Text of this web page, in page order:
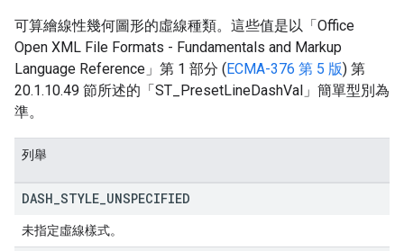
可算繪線性幾何圖形的虛線種類。這些值是以「Office
Open XML File Formats - Fundamentals and Markup
Language Reference」第 1 部分 (ECMA-376 第 5 版) 第
20.1.10.49 節所述的「ST_PresetLineDashVal」簡單型別為
準。
列舉
DASH STYLE UNSPECIFIED
未指定虛線樣式。